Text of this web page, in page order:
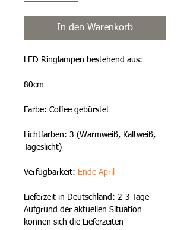
In den Warenkorb
LED Ringlampen bestehend aus:
80cm
Farbe: Coffee gebürstet
Lichtfarben: 3 (Warmweiß, Kaltweiß,
Tageslicht)
Verfügbarkeit: Ende April
Lieferzeit in Deutschland: 2-3 Tage
Aufgrund der aktuellen Situation
können sich die Lieferzeiten